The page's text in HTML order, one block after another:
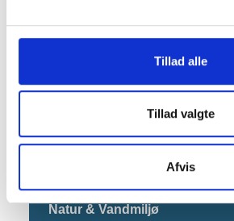
Tillad alle
Tillad valgte
Afvis
Handleplaner
Vandforsyningsplan 2023-
Natur & Vandmiljø